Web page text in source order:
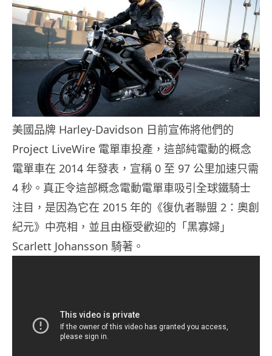
美國品牌 Harley-Davidson 日前宣佈將他們的
Project LiveWire 電單車投產，這部純電動的概念
電單車在 2014 年發表，宣稱 0 至 97 公里加速只需
4 秒。真正令這部概念電動電單車吸引全球鐵騎士
注目，是因為它在 2015 年的《復仇者聯盟 2：奧創
紀元》中亮相，並且由極受歡迎的「黑寡婦」
Scarlett Johansson 騎著。